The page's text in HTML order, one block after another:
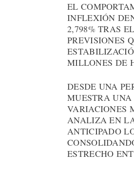
EL
INFLEXIÓN
2,798% TRAS
PREVISIONES
MILLONES DE
DESDE UNA
MUESTRA
VARIACIONES
ANALIZA EN
ANTICIPADO
ESTRECHO